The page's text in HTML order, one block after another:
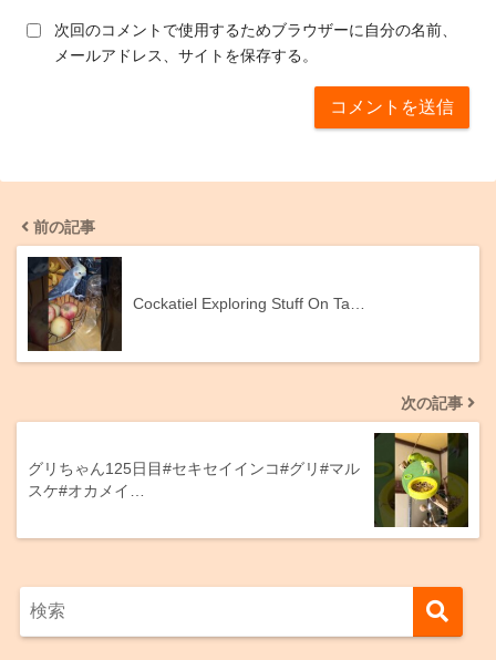
次回のコメントで使用するためブラウザーに自分の名前、
メールアドレス、サイトを保存する。
前の記事
Cockatiel Exploring Stuff On Ta…
次の記事
グリちゃん125日目#セキセイインコ#グリ#マル
スケ#オカメイ…